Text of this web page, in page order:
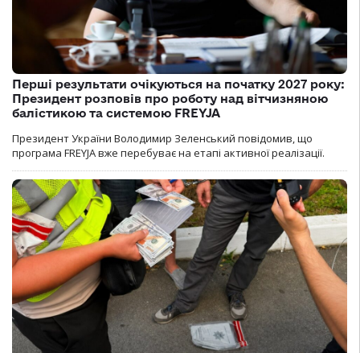
Перші результати очікуються на початку 2027 року:
Президент розповів про роботу над вітчизняною
балістикою та системою FREYJA
Президент України Володимир Зеленський повідомив, що
програма FREYJA вже перебуває на етапі активної реалізації.